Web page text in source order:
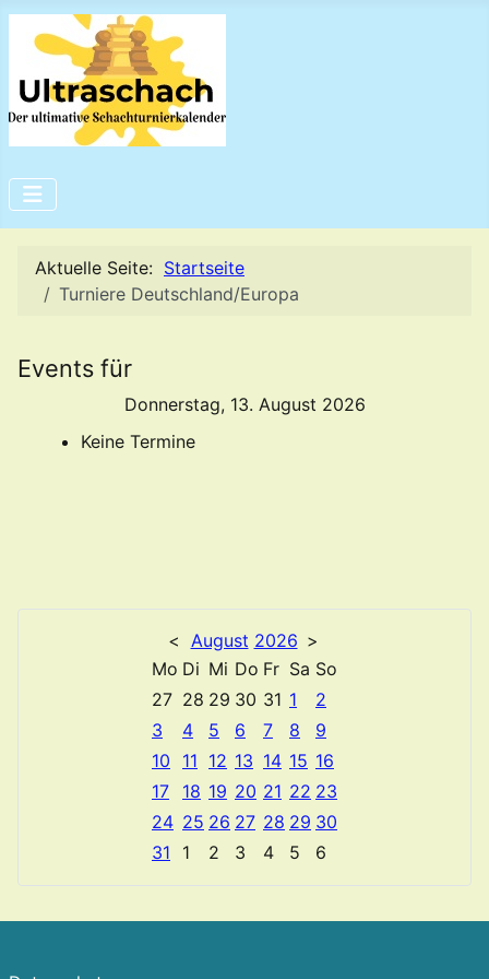
Aktuelle Seite: Startseite
Turniere Deutschland/Europa
Events für
Donnerstag, 13. August 2026
Keine Termine
< August 2026 >
Mo Di Mi Do Fr Sa So
27 28 29 30 31 1
2
3
4 5 6 7 8
9
10
11 12 13 14 15 16
17
18 19 20 21 22 23
24 25 26 27 28 29 30
31
1 2 3 4 5 6